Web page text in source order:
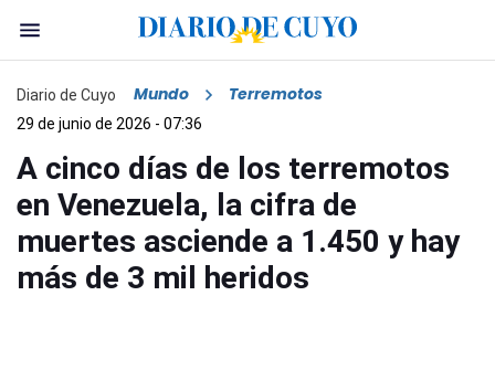
Diario de Cuyo Mundo Terremotos
29 de junio de 2026 - 07:36
A cinco días de los terremotos
en Venezuela, la cifra de
muertes asciende a 1.450 y hay
más de 3 mil heridos